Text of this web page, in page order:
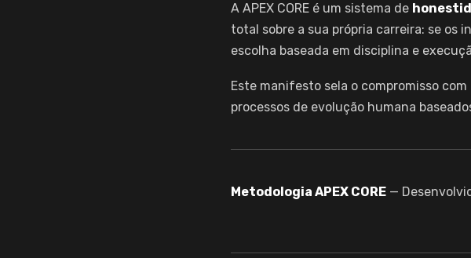
A APEX CORE é um sistema de
total sobre a sua própria carreira: se os
escolha baseada em disciplina e
Este manifesto sela o compromisso
processos de evolução humana
Metodologia APEX CORE—